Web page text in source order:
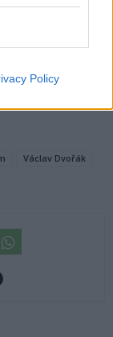
Policy
Václav Dvořák